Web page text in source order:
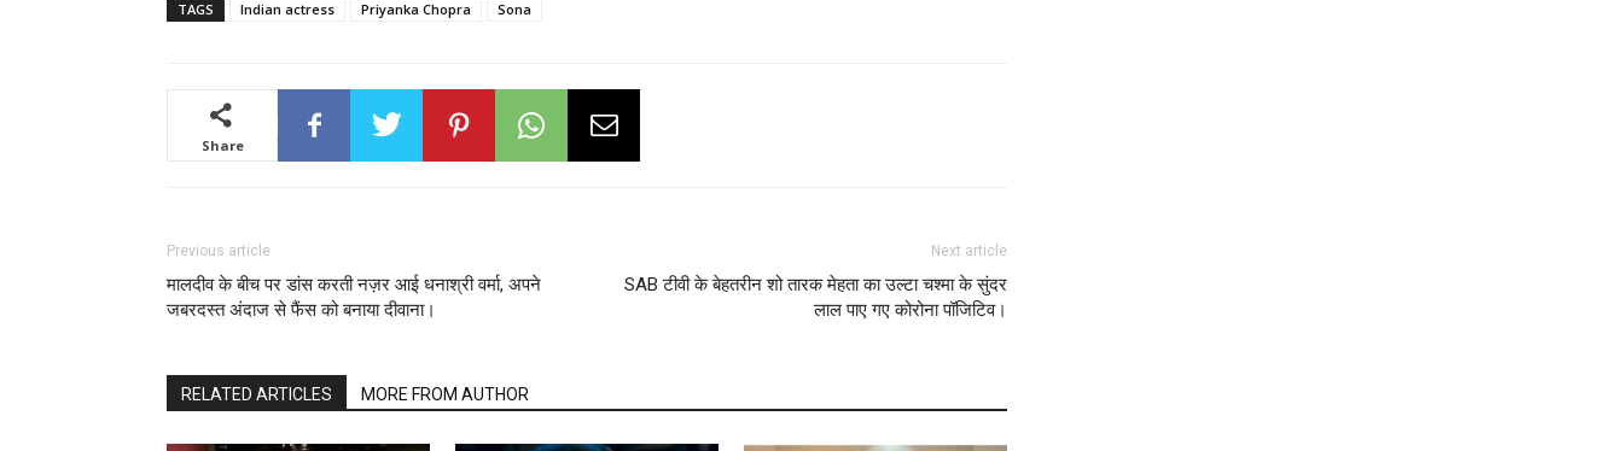
TAGS Indian actress Priyanka Chopra Sona
Share
Previous article
मालदीव के बीच पर डांस करती नज़र आई धनाश्री वर्मा, अपने
जबरदस्त अंदाज से फैंस को बनाया दीवाना।
Next article
SAB टीवी के बेहतरीन शो तारक मेहता का उल्टा चश्मा के सुंदर
लाल पाए गए कोरोना पॉजिटिव।
RELATED ARTICLES MORE FROM AUTHOR